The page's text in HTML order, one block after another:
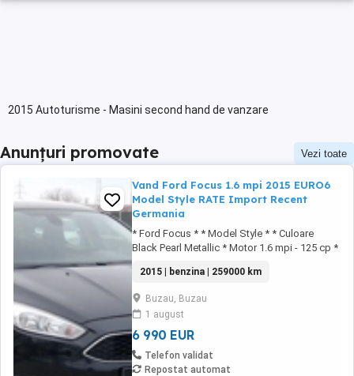
2015 Autoturisme - Masini second hand de vanzare
Anunțuri promovate Vezi toate
Vand Ford Focus 1.6 mpi 2015 EURO6
Model Style RATE Import Recent
Germania
* Ford Focus * * Model Style * * Culoare
Black Pearl Metallic * Motor 1.6 mpi - 125 cp *
Cornering lights * Daylight * Sistem audio
Navigatie Color Ford cd mp3 Aux USB Card *
Sistem audio cu 12 difuzoare * Tapiserie
velur impecabila * Incalzire ...
2015 | benzina | 259000 km
Buzau, Buzau
1 august
6 990 EUR
Telefon validat
Repostat automat